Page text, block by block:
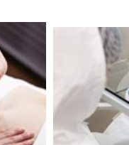
ラグッズ
ニック選び